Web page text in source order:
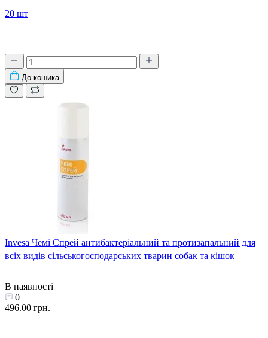
20 шт
До кошика
Invesa Чемі Спрей антибактеріальний та протизапальний для
всіх видів сільськогосподарських тварин собак та кішок
В наявності
0
496.00 грн.